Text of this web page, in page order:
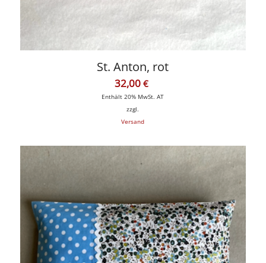
St. Anton, rot
32,00 €
Enthält 20% MwSt. AT
zzgl.
Versand